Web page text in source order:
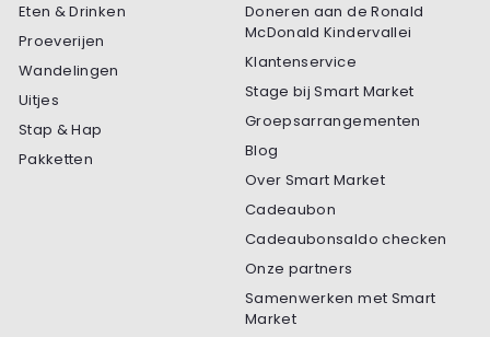
Eten & Drinken
Proeverijen
Wandelingen
Uitjes
Stap & Hap
Pakketten
Doneren aan de Ronald
McDonald Kindervallei
Klantenservice
Stage bij Smart Market
Groepsarrangementen
Blog
Over Smart Market
Cadeaubon
Cadeaubonsaldo checken
Onze partners
Samenwerken met Smart
Market